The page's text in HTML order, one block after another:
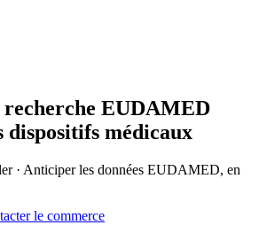
recherche EUDAMED
dispositifs médicaux
· Anticiperles données EUDAMED, en
le commerce